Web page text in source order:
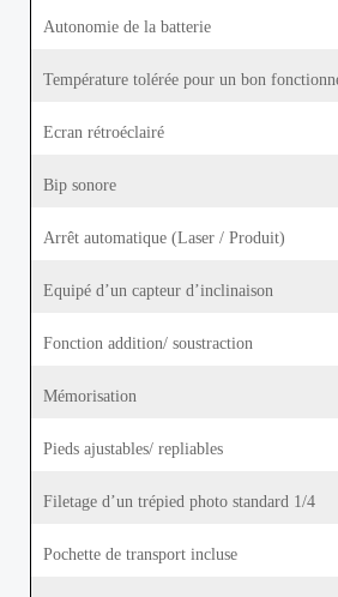
Autonomie de la batterie
Température tolérée pour un bon
Ecran rétroéclairé
Bip sonore
Arrêt automatique (Laser / Produit)
Equipé d’un capteur d’inclinaison
Fonction addition/ soustraction
Mémorisation
Pieds ajustables/ repliables
Filetage d’un trépied photo standard 1/4
Pochette de transport incluse